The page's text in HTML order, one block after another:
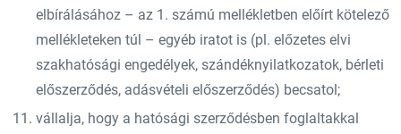
elbírálásához – az 1. számú mellékletben előírt kötelező
mellékleteken túl – egyéb iratot is (pl. előzetes elvi
szakhatósági engedélyek, szándéknyilatkozatok, bérleti
előszerződés, adásvételi előszerződés) becsatol;
vállalja, hogy a hatósági szerződésben foglaltakkal